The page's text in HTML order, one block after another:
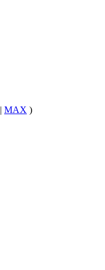
| MAX )